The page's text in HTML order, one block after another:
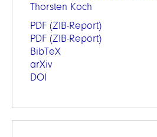
Thorsten Koch
PDF (ZIB-Report)
PDF (ZIB-Report)
BibTeX
arXiv
DOI